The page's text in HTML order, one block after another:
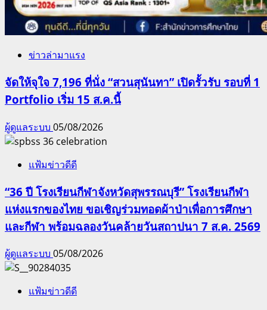
ข่าวล่ามาแรง
จัดให้จุใจ 7,196 ที่นั่ง “สวนสุนันทา” เปิดรั้วรับ รอบที่ 1
Portfolio เริ่ม 15 ส.ค.นี้
ผู้ดูแลระบบ 05/08/2026
แฟ้มข่าวดีดี
“36 ปี โรงเรียนกีฬาจังหวัดสุพรรณบุรี” โรงเรียนกีฬา
แห่งแรกของไทย ขอเชิญร่วมทอดผ้าป่าเพื่อการศึกษา
และกีฬา พร้อมฉลองวันคล้ายวันสถาปนา 7 ส.ค. 2569
ผู้ดูแลระบบ 05/08/2026
แฟ้มข่าวดีดี